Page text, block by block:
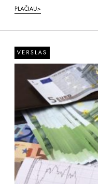
PLAČIAU>
VERSLAS